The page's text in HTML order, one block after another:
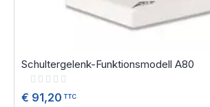
Schultergelenk-Funktionsmodell A80
Rating:
€ 91,20 TTC